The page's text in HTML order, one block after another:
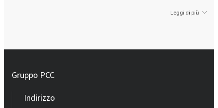
Leggi di più
Gruppo PCC
Indirizzo